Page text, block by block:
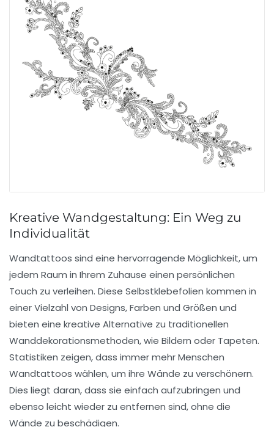
Kreative Wandgestaltung: Ein Weg zu
Individualität
Wandtattoos sind eine hervorragende Möglichkeit, um
jedem Raum in Ihrem Zuhause einen persönlichen
Touch zu verleihen. Diese Selbstklebefolien kommen in
einer Vielzahl von Designs, Farben und Größen und
bieten eine kreative Alternative zu traditionellen
Wanddekorationsmethoden, wie Bildern oder Tapeten.
Statistiken zeigen, dass immer mehr Menschen
Wandtattoos wählen, um ihre Wände zu verschönern.
Dies liegt daran, dass sie einfach aufzubringen und
ebenso leicht wieder zu entfernen sind, ohne die
Wände zu beschädigen.